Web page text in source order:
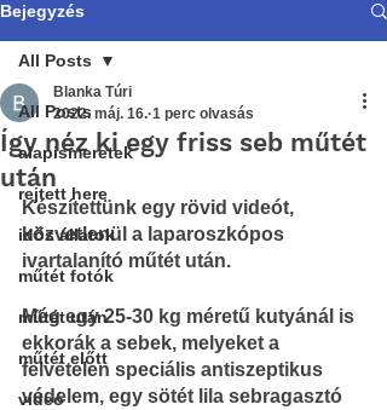
Bejegyzés
All Posts
alapismeretek
rejtett here
idős állatok
műtét fotók
műtét után
műtét előtt
videó
All Posts
Így néz ki egy friss seb műtét
után
Blanka Túri
2022. máj. 16. 1 perc olvasás
Készítettünk egy rövid videót,
közvetlenül a laparoszkópos
ivartalanító műtét után.
Még egy 25-30 kg méretű kutyánál is
ekkorák a sebek, melyeket a
felvételen speciális antiszeptikus
védelem, egy sötét lila sebragasztó